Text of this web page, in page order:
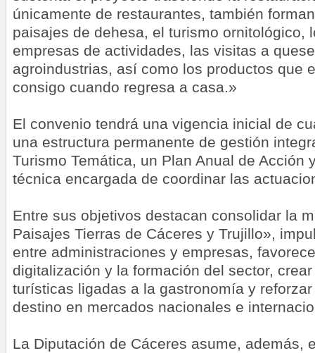
únicamente de restaurantes, también
paisajes de dehesa, el turismo ornitológico,
empresas de actividades, las visitas a
agroindustrias, así como los productos que
consigo cuando regresa a casa.»
El convenio tendrá una vigencia inicial de
una estructura permanente de gestión
Turismo Temática, un Plan Anual de Acción
técnica encargada de coordinar las
Entre sus objetivos destacan consolidar la
Paisajes Tierras de Cáceres y Trujillo»,
entre administraciones y empresas,
digitalización y la formación del sector,
turísticas ligadas a la gastronomía y
destino en mercados nacionales e
La Diputación de Cáceres asume, además,